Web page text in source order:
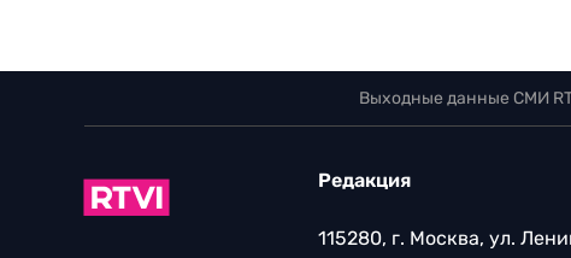
Выходные данные СМИ
Редакция
115280, г. Москва, ул.